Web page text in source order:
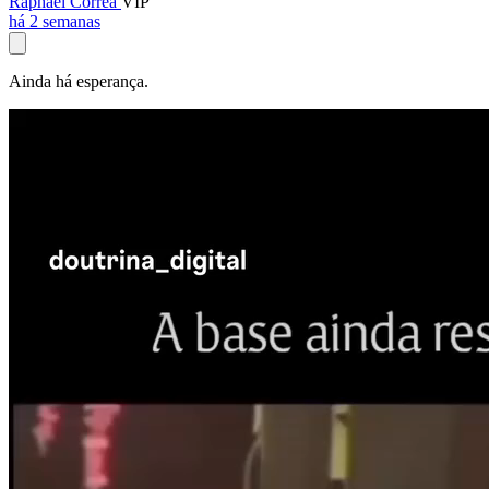
há 2 semanas
Ainda há esperança.